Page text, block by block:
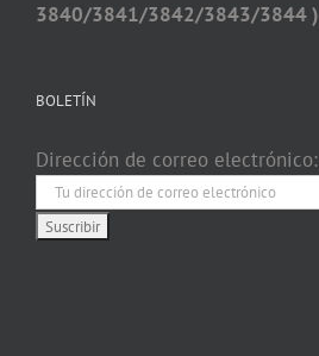
3840/3841/3842/3843/3844 )
BOLETÍN
Dirección de correo electrónico: